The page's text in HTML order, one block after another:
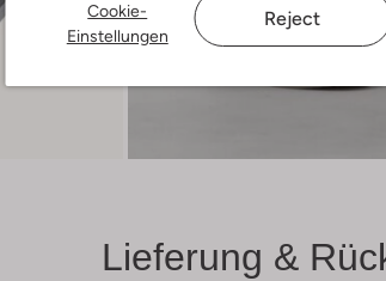
Cookie-
Einstellungen
Reject
Lieferung &